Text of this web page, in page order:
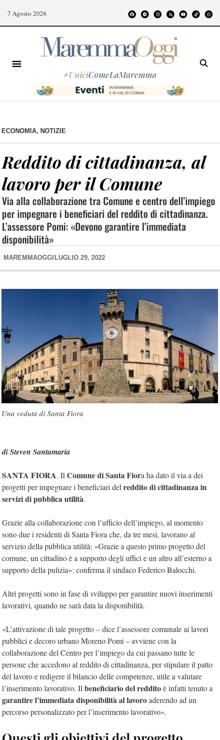
7 Agosto 2026
#UniciComeLaMaremma
ECONOMIA, NOTIZIE
Reddito di cittadinanza, al
lavoro per il Comune
Via alla collaborazione tra Comune e centro dell’impiego
per impegnare i beneficiari del reddito di cittadinanza.
L’assessore Pomi: «Devono garantire l’immediata
disponibilità»
MAREMMAOGGI LUGLIO 29, 2022
Una veduta di Santa Fiora
di Steven Santamaria
SANTA FIORA. Il Comune di Santa Fiora ha dato il via a dei
progetti per impegnare i beneficiari del reddito di cittadinanza in
servizi di pubblica utilità.
Grazie alla collaborazione con l’ufficio dell’impiego, al momento
sono due i residenti di Santa Fiora che, da tre mesi, lavorano al
servizio della pubblica utilità: «Grazie a questo primo progetto del
comune, un cittadino è a supporto degli uffici e un altro all’esterno a
supporto della pulizia»: conferma il sindaco Federico Balocchi.
Altri progetti sono in fase di sviluppo per garantire nuovi inserimenti
lavorativi, quando ne sarà data la disponibilità.
«L’attivazione di tale progetto – dice l’assessore comunale ai lavori
pubblici e decoro urbano Moreno Pomi – avviene con la
collaborazione del Centro per l’impiego da cui passano tutte le
persone che accedono al reddito di cittadinanza, per stipulare il patto
del lavoro e redigere il bilancio delle competenze, utile a valutare
l’inserimento lavorativo. Il beneficiario del redditoè infatti tenuto a
garantire l’immediata disponibilità al lavoroaderendo ad un
percorso personalizzato per l’inserimento lavorativo».